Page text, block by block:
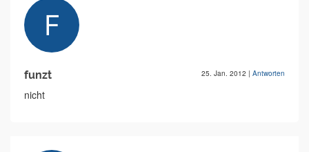
funzt 25. Jan. 2012 | Antworten
nicht